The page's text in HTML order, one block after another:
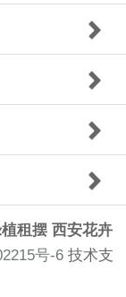
租摆 西安花卉
号-6技术支